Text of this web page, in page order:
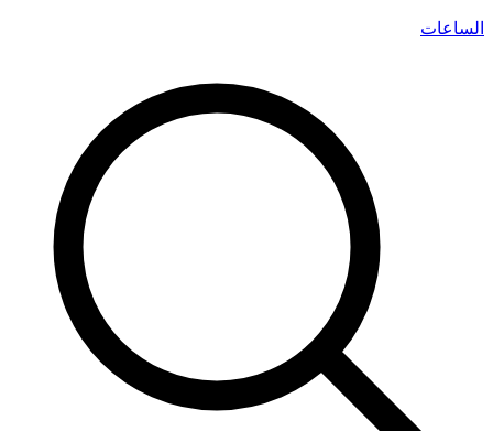
الساعات